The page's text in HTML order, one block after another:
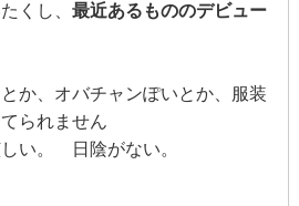
くし、 最近あるもののデビュー
か、オバチャンぽいとか、服装
られません
い。 日陰がない。